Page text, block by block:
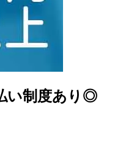
い制度あり◎